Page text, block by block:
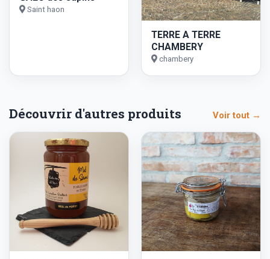
Saint haon
TERRE A TERRE
CHAMBERY
chambery
Découvrir d'autres produits Voir tout →